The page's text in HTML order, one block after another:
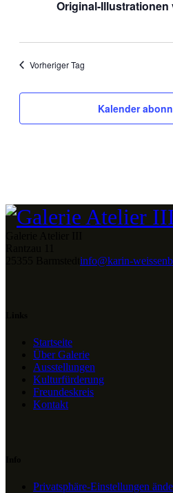
Original-Illustrationen
Vorheriger Tag
Kalender
info@karin-
Startseite
Über Galerie
Ausstellungen
Kulturfürderung
Freundeskreis
Kontakt
Privatsphäre-Einstellungen